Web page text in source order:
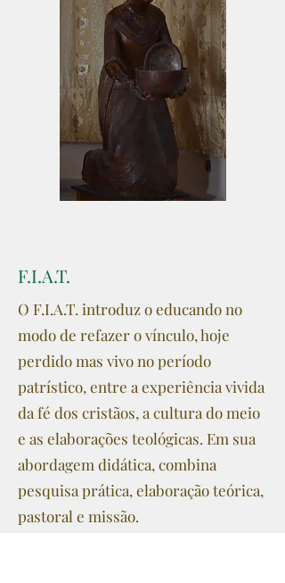
F.I.A.T.
O F.I.A.T. introduz o educando no
modo de refazer o vínculo, hoje
perdido mas vivo no período
patrístico, entre a experiência vivida
da fé dos cristãos, a cultura do meio
e as elaborações teológicas. Em sua
abordagem didática, combina
pesquisa prática, elaboração teórica,
pastoral e missão.